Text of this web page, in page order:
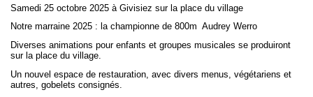
Ouverture de session
Mot de passe:
Samedi 25 octobre 2025 à Givisiez sur la place du village
Notre marraine 2025 : la championne de 800m Audrey Werro
Diverses animations pour enfants et groupes musicales se produiront
sur la place du village.
Un nouvel espace de restauration, avec divers menus, végétariens et
autres, gobelets consignés.